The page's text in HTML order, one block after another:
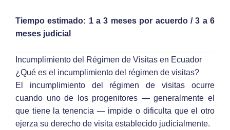
Tiempo estimado: 1 a 3 meses por acuerdo / 3 a 6
meses judicial
Incumplimiento del Régimen de Visitas en Ecuador
¿Qué es el incumplimiento del régimen de visitas?
El incumplimiento del régimen de visitas ocurre
cuando uno de los progenitores — generalmente el
que tiene la tenencia — impide o dificulta que el otro
ejerza su derecho de visita establecido judicialmente.